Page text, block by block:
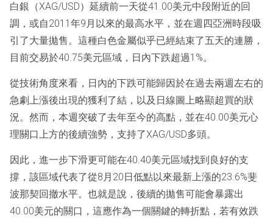
白銀（XAG/USD）延續前一天從41.00美元中段附近的回
調，或自2011年9月以來的最高水平，並在週四亞洲時段吸
引了大量拋售。這種白色金屬似乎已經結束了五天的連勝，
目前交易於40.75美元區域，日內下跌超過1%。
從技術角度來看，日內的下跌可能歸因於在過去兩週左右的
急劇上漲後出現的獲利了結，以及日線圖上略顯超買的狀
況。然而，本週突破了去年至今的高點，並在40.00美元心
理關口上方的後續強勢，支持了XAG/USD多頭。
因此，進一步下滑更可能在40.40美元區域找到良好的支
撐，該區域代表了從8月20日低點以來最新上漲的23.6%斐
波那契回撤水平。也就是說，後續的拋售可能會暴露出
40.00美元的關口，這應作為一個關鍵的轉折點，若有效跌